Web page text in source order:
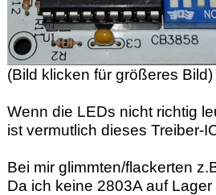
(Bild klicken für größeres Bild)
Wenn die LEDs nicht richtig
ist vermutlich dieses Treiber-
Bei mir glimmten/flackerten
Da ich keine 2803A auf